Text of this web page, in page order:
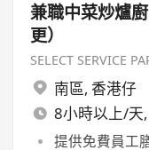
兼職中菜炒爐
更）
SELECT SERVICE
南區, 香港仔
8小時以上/天
提供免費員工